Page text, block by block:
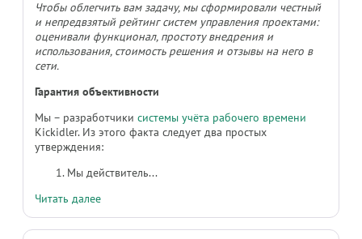
Чтобы облегчить вам задачу, мы сформировали честный
и непредвзятый рейтинг систем управления проектами:
оценивали функционал, простоту внедрения и
использования, стоимость решения и отзывы на него в
сети.
Гарантия объективности
Мы – разработчики системы учёта рабочего времени
Kickidler. Из этого факта следует два простых
утверждения:
Мы действитель...
Читать далее